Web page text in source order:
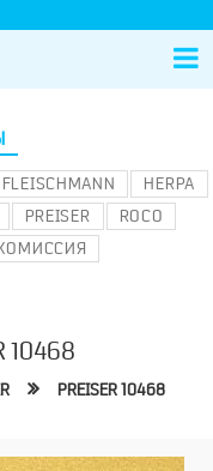
FLEISCHMANN
HERPA
PREISER
ROCO
10468
PREISER 10468